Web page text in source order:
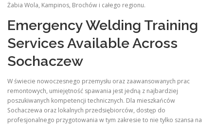
Żabia Wola, Kampinos, Brochów i całego regionu.
Emergency Welding Training
Services Available Across
Sochaczew
W świecie nowoczesnego przemysłu oraz zaawansowanych prac
remontowych, umiejętność spawania jest jedną z najbardziej
poszukiwanych kompetencji technicznych. Dla mieszkańców
Sochaczewa oraz lokalnych przedsiębiorców, dostęp do
profesjonalnego przygotowania w tym zakresie to nie tylko szansa na